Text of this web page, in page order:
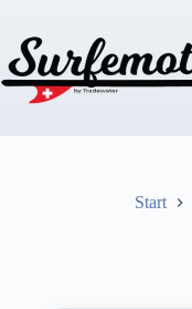
springen
Start